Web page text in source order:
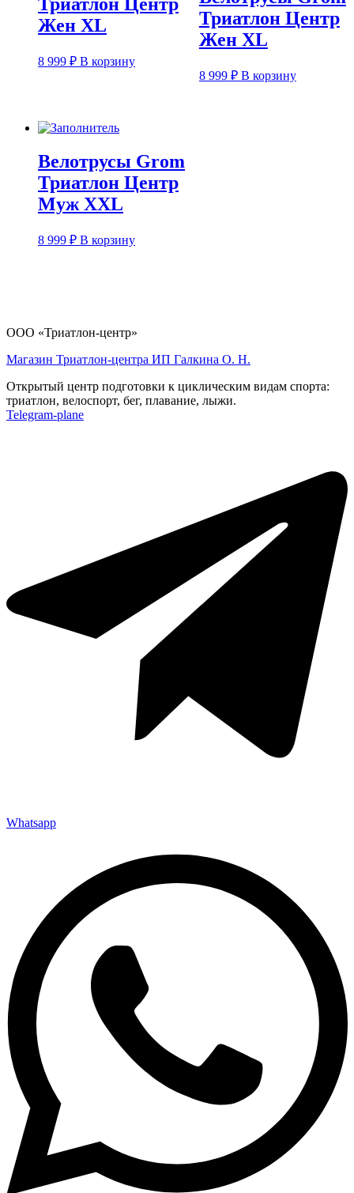
Жен XL
8 999 ₽ В корзину
Триатлон Центр
Жен XL
8 999 ₽ В корзину
Велотрусы Grom
Триатлон Центр
Муж XXL
8 999 ₽ В корзину
ООО «Триатлон-центр»
Магазин Триатлон-центра ИП Галкина О. Н.
Открытый центр подготовки к циклическим видам спорта:
триатлон, велоспорт, бег, плавание, лыжи.
Telegram-plane
Whatsapp